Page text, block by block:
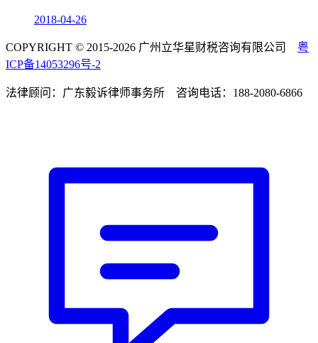
2018-04-26
COPYRIGHT © 2015-2026 广州立华星财税咨询有限公司 粤
ICP备14053296号-2
法律顾问：广东毅诉律师事务所 咨询电话：188-2080-6866